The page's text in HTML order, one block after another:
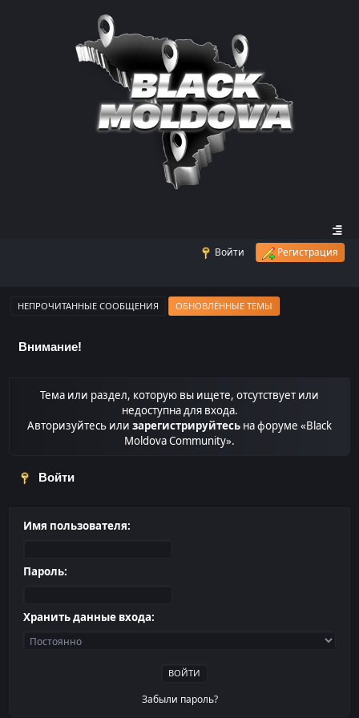
Войти Регистрация
НЕПРОЧИТАННЫЕ СООБЩЕНИЯ ОБНОВЛЁННЫЕ ТЕМЫ
Внимание!
Тема или раздел, которую вы ищете, отсутствует или
недоступна для входа.
Авторизуйтесь или зарегистрируйтесь на форуме «Black
Moldova Community».
Войти
Имя пользователя:
Пароль:
Хранить данные входа:
Забыли пароль?